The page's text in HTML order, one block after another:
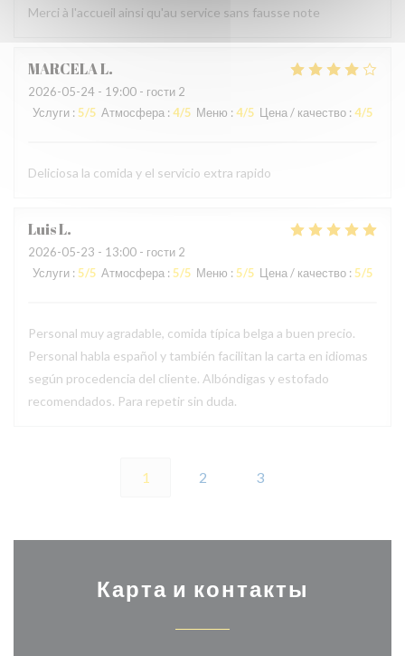
Merci à l'accueil ainsi qu'au service sans fausse note
MARCELAL
2026-05-24 - 19:00 - гости 2
Услуги : 5/5 Атмосфера : 4/5 Меню : 4/5 Цена / качество : 4/5
Deliciosa la comida y el servicio extra rapido
LuisL
2026-05-23 - 13:00 - гости 2
Услуги : 5/5 Атмосфера : 5/5 Меню : 5/5 Цена / качество : 5/5
Personal muy agradable, comida típica belga a buen precio.
Personal habla español y también facilitan la carta en idiomas
según procedencia del cliente. Albóndigas y estofado
recomendados. Para repetir sin duda.
1 2 3
Карта и контакты